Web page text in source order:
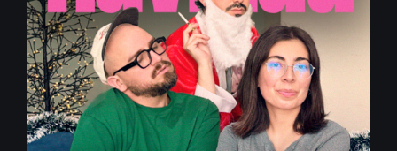
Acceder
¿Olvidaste la contraseña?
Registrarse